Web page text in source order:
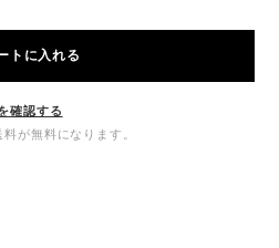
トに入れる
確認する
が無料になります。